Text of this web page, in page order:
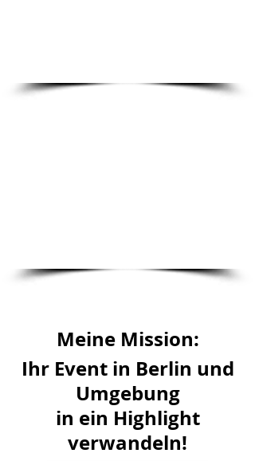
Meine Mission:
Ihr Event in Berlin und
Umgebung
in ein Highlight
verwandeln!